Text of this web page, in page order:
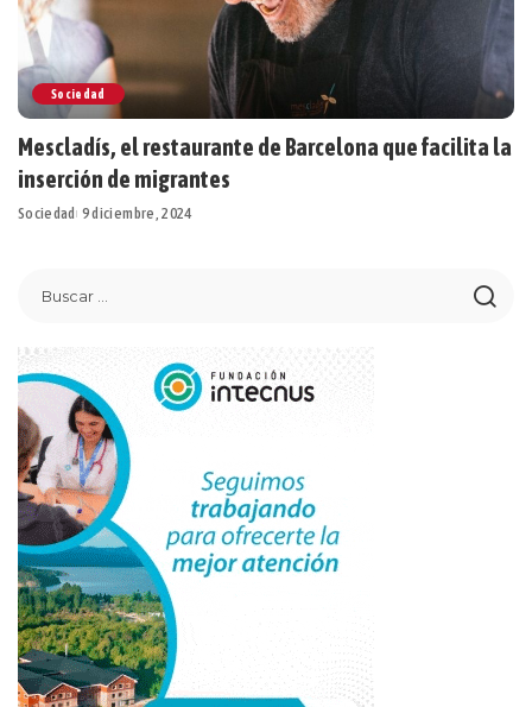
Sociedad
Mescladís, el restaurante de Barcelona que facilita la
inserción de migrantes
Sociedad 9 diciembre, 2024